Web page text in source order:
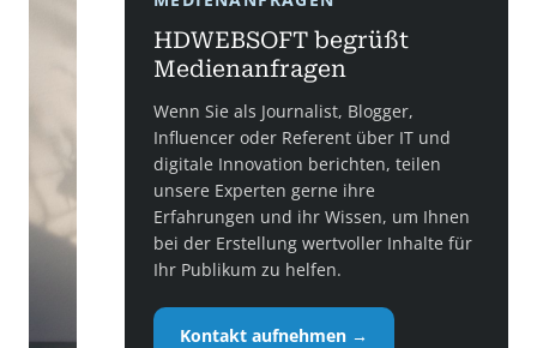
HDWEBSOFT begrüßt
Medienanfragen
Wenn Sie als Journalist, Blogger,
Influencer oder Referent über IT und
digitale Innovation berichten, teilen
unsere Experten gerne ihre
Erfahrungen und ihr Wissen, um Ihnen
bei der Erstellung wertvoller Inhalte für
Ihr Publikum zu helfen.
Kontakt aufnehmen →